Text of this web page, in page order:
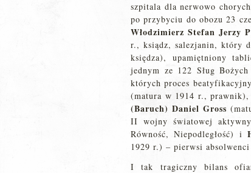
szpitala dla nerwowo
po przybyciu do obozu 23
Włodzimierz Stefan Jerzy
r., ksiądz, salezjanin, który
księdza), upamiętniony
jednym ze 122 Sług
których proces
(matura w 1914 r., prawnik),
(Baruch) Daniel Gross
II wojny światowej
Równość, Niepodległość) i
1929 r.) – pierwsi
I tak tragiczny bilans